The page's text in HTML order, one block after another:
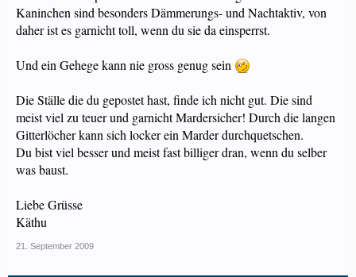
Kaninchen sind besonders Dämmerungs- und Nachtaktiv, von
daher ist es garnicht toll, wenn du sie da einsperrst.
Und ein Gehege kann nie gross genug sein
Die Ställe die du gepostet hast, finde ich nicht gut. Die sind
meist viel zu teuer und garnicht Mardersicher! Durch die langen
Gitterlöcher kann sich locker ein Marder durchquetschen.
Du bist viel besser und meist fast billiger dran, wenn du selber
was baust.
Liebe Grüsse
Käthu
21. September 2009